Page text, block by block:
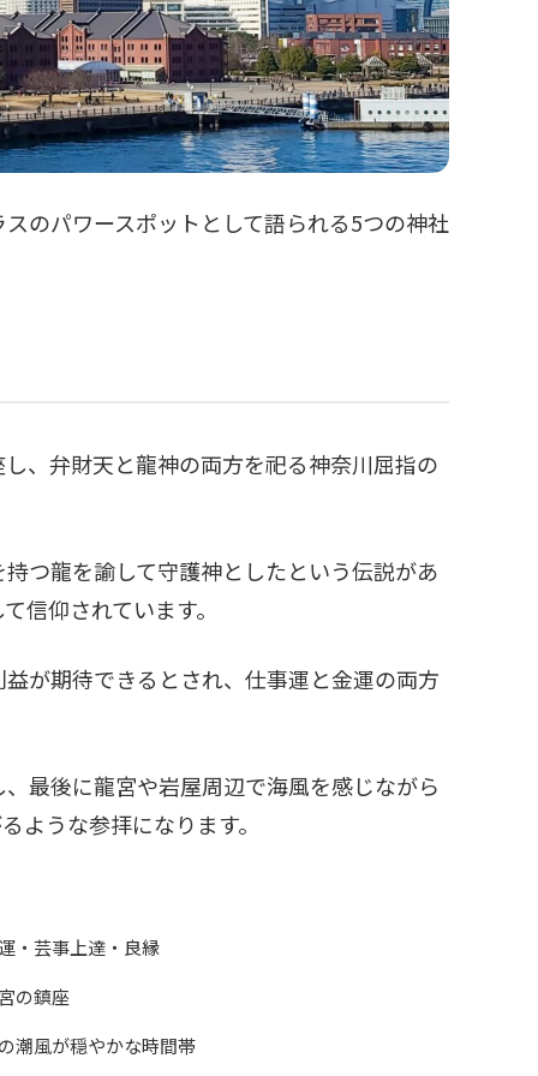
のパワースポットとして語られる5つの神社
、弁財天と龍神の両方を祀る神奈川屈指の
つ龍を諭して守護神としたという伝説があ
信仰されています。
が期待できるとされ、仕事運と金運の両方
最後に龍宮や岩屋周辺で海風を感じながら
ような参拝になります。
・芸事上達・良縁
の鎮座
潮風が穏やかな時間帯